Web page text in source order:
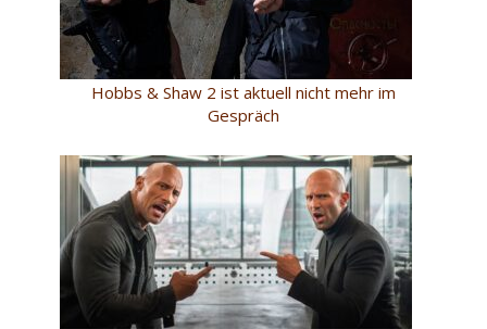
Hobbs & Shaw 2 ist aktuell nicht mehr im
Gespräch